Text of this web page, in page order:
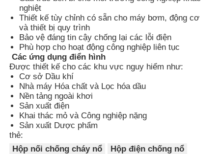
Chiếu sáng chống cháy nổ
Đèn báo cháy nổ
quạt chống cháy nổ
Hộp chống nổ
công tắc chống cháy nổ
nghiệt
Thiết kế tùy chỉnh có sẵn cho máy bơm, động cơ
và thiết bị quy trình
Bảo vệ đáng tin cậy chống lại các lỗi điện
Phù hợp cho hoạt động công nghiệp liên tục
Các ứng dụng điển hình
Được thiết kế cho các khu vực nguy hiểm như:
Cơ sở Dầu khí
Nhà máy Hóa chất và Lọc hóa dầu
Nền tảng ngoài khơi
Sản xuất điện
Khai thác mỏ và Công nghiệp nặng
Sản xuất Dược phẩm
thẻ:
Hộp nối chống cháy nổ
Hộp điện chống nổ